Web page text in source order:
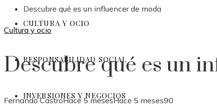
CULTURA Y OCIO
RESPONSABILIDAD SOCIAL
INVERSIONES Y NEGOCIOS
Descubre qué es un influencer de moda
Cultura y ocio
Descubre qué es un
Fernando CastroHace 5 mesesHace 5 meses90